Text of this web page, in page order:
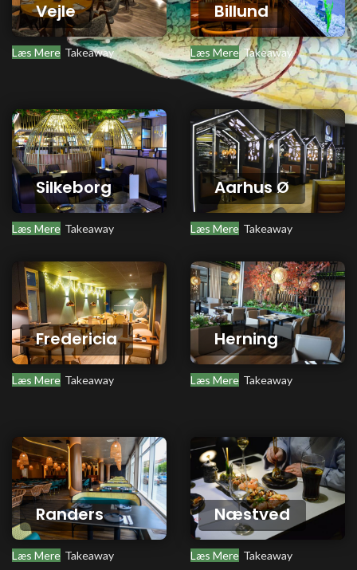
Vejle
Læs Mere Takeaway
Silkeborg
Læs Mere Takeaway
Billund
Læs Mere Takeaway
Aarhus Ø
Læs Mere Takeaway
Fredericia
Læs Mere Takeaway
Randers
Læs Mere Takeaway
Herning
Læs Mere Takeaway
Næstved
Læs Mere Takeaway